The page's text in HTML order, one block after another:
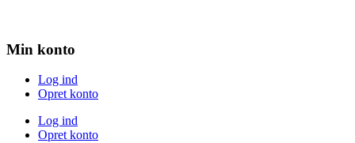
Min konto
Log ind
Opret konto
Log ind
Opret konto